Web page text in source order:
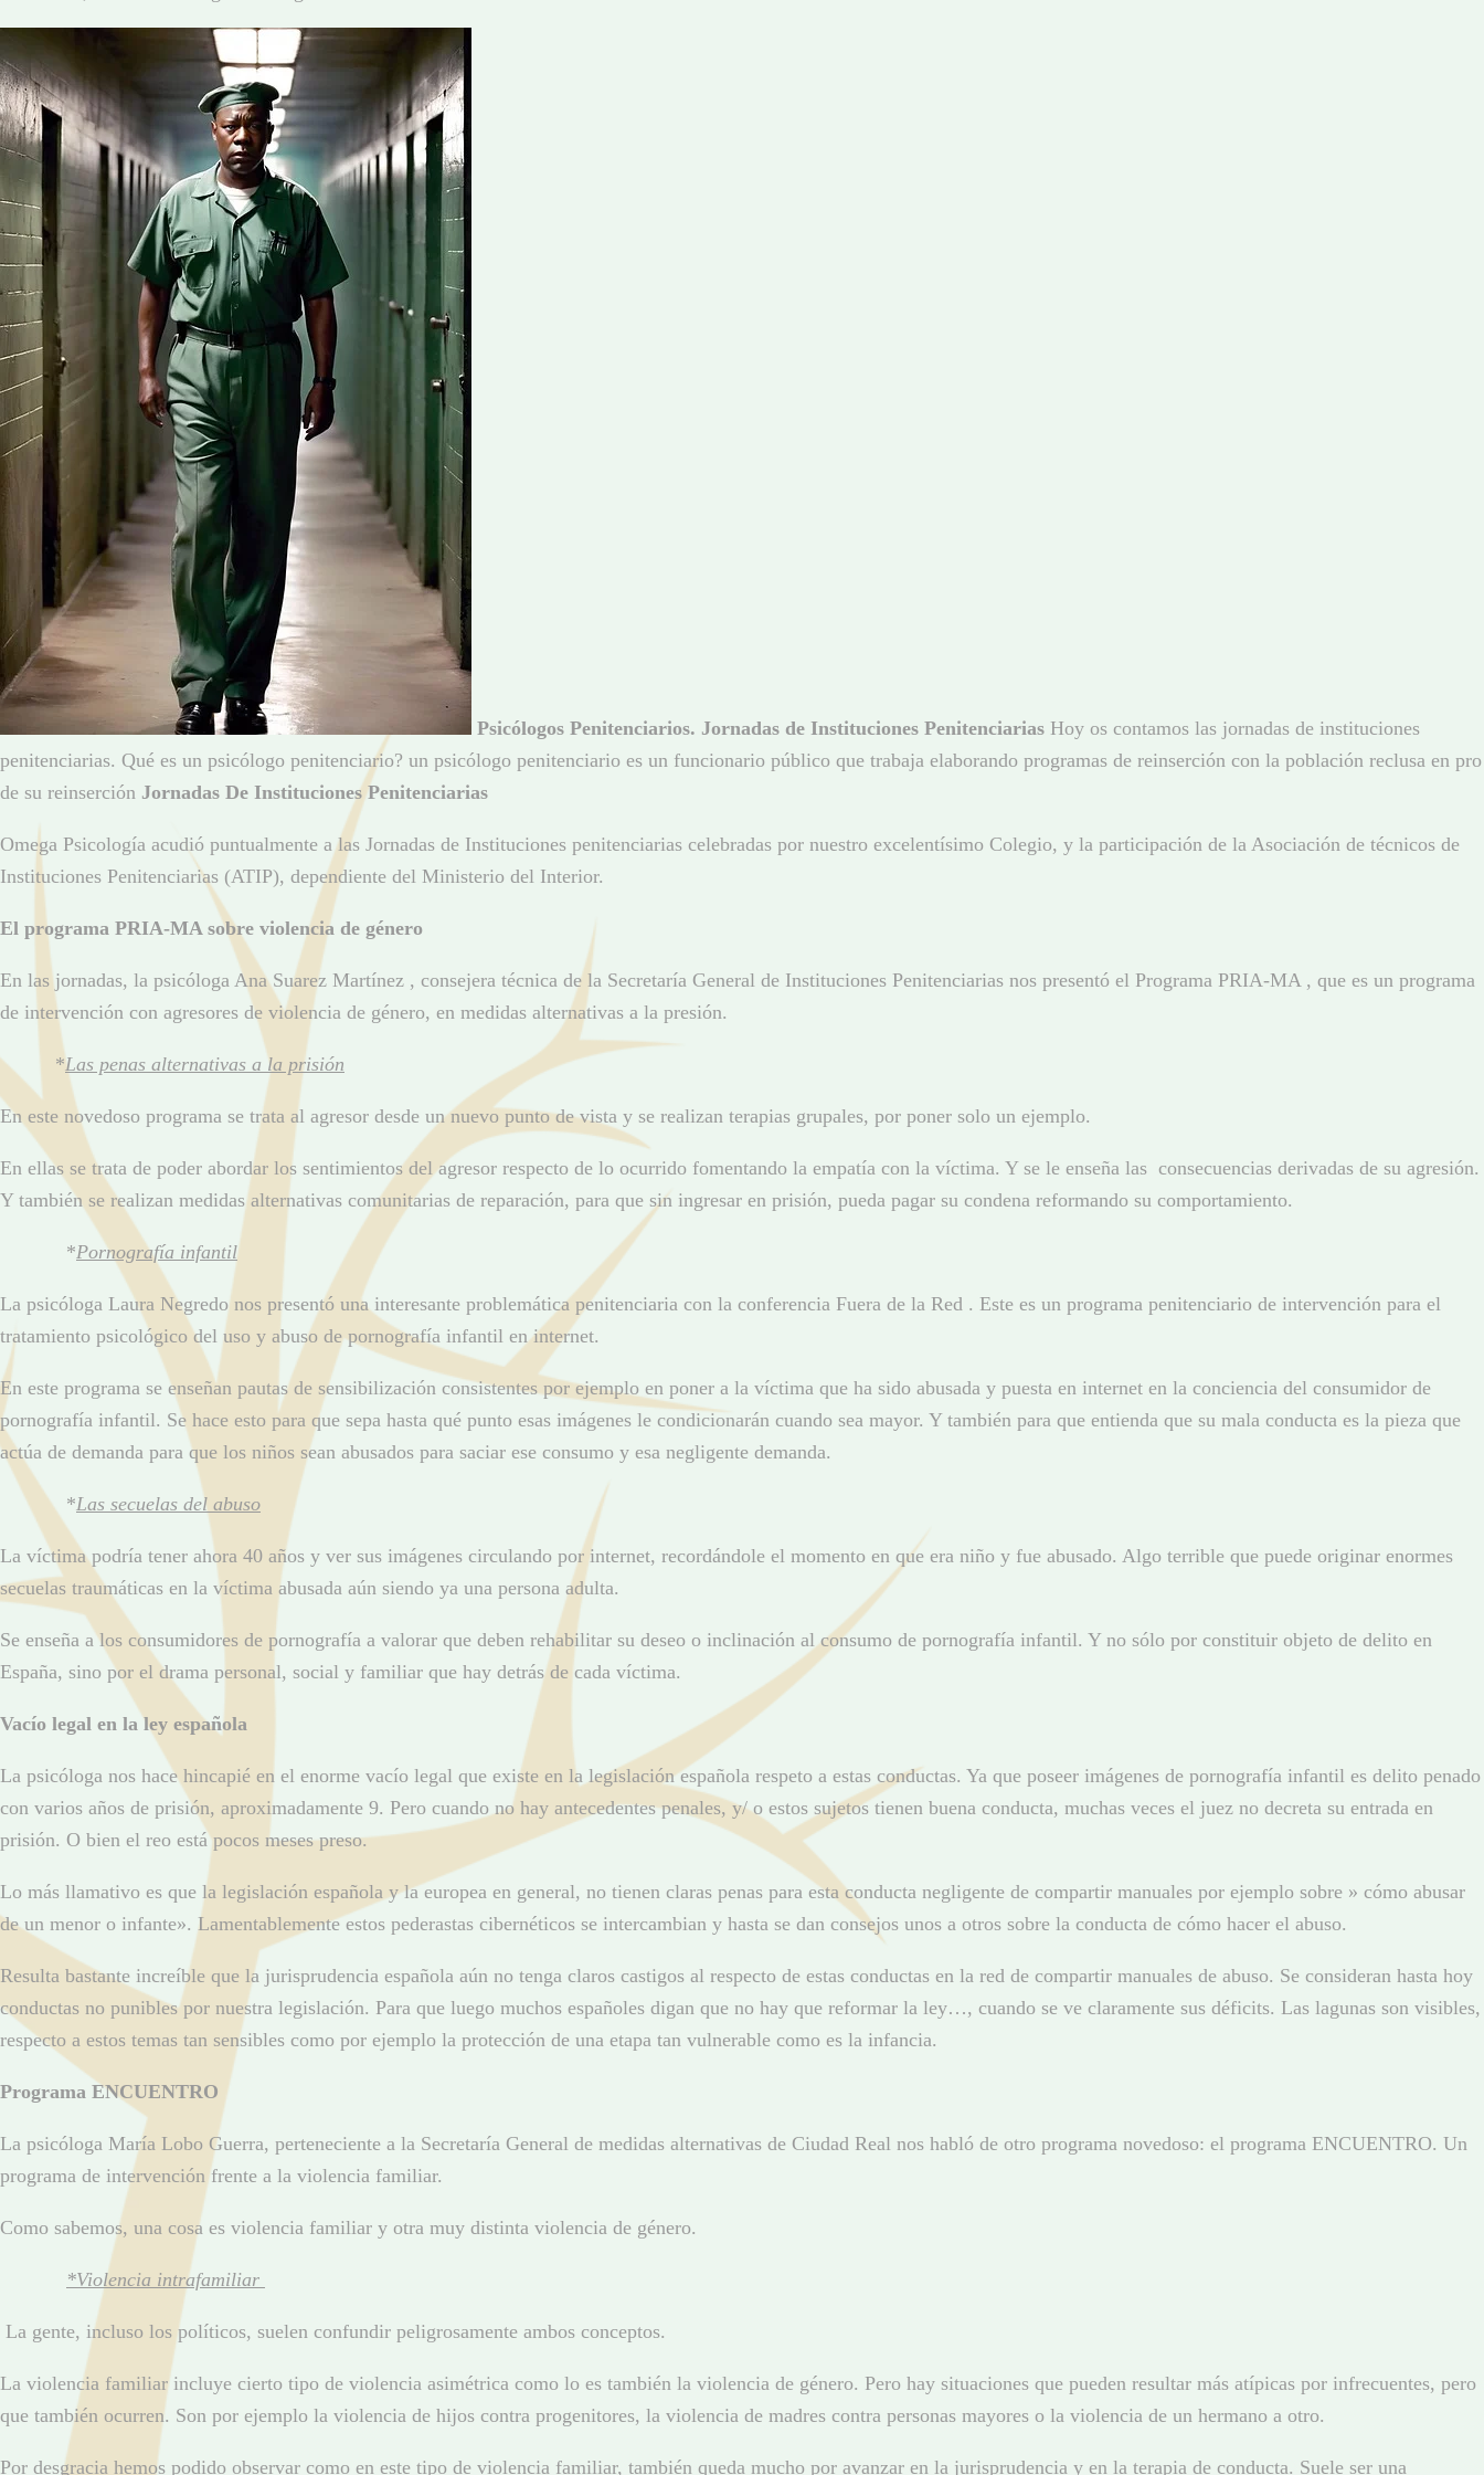
Psicólogos Penitenciarios. Jornadas de Instituciones Penitenciarias Hoy os contamos las jornadas de instituciones
penitenciarias. Qué es un psicólogo penitenciario? un psicólogo penitenciario es un funcionario público que trabaja elaborando programas de reinserción con la población reclusa en pro
de su reinserción Jornadas De Instituciones Penitenciarias
Omega Psicología acudió puntualmente a las Jornadas de Instituciones penitenciarias celebradas por nuestro excelentísimo Colegio, y la participación de la Asociación de técnicos de
Instituciones Penitenciarias (ATIP), dependiente del Ministerio del Interior.
El programa PRIA-MA sobre violencia de género
En las jornadas, la psicóloga Ana Suarez Martínez , consejera técnica de la Secretaría General de Instituciones Penitenciarias nos presentó el Programa PRIA-MA , que es un programa
de intervención con agresores de violencia de género, en medidas alternativas a la presión.
*Las penas alternativas a la prisión
En este novedoso programa se trata al agresor desde un nuevo punto de vista y se realizan terapias grupales, por poner solo un ejemplo.
En ellas se trata de poder abordar los sentimientos del agresor respecto de lo ocurrido fomentando la empatía con la víctima. Y se le enseña las consecuencias derivadas de su agresión.
Y también se realizan medidas alternativas comunitarias de reparación, para que sin ingresar en prisión, pueda pagar su condena reformando su comportamiento.
*Pornografía infantil
La psicóloga Laura Negredo nos presentó una interesante problemática penitenciaria con la conferencia Fuera de la Red . Este es un programa penitenciario de intervención para el
tratamiento psicológico del uso y abuso de pornografía infantil en internet.
En este programa se enseñan pautas de sensibilización consistentes por ejemplo en poner a la víctima que ha sido abusada y puesta en internet en la conciencia del consumidor de
pornografía infantil. Se hace esto para que sepa hasta qué punto esas imágenes le condicionarán cuando sea mayor. Y también para que entienda que su mala conducta es la pieza que
actúa de demanda para que los niños sean abusados para saciar ese consumo y esa negligente demanda.
*Las secuelas del abuso
La víctima podría tener ahora 40 años y ver sus imágenes circulando por internet, recordándole el momento en que era niño y fue abusado. Algo terrible que puede originar enormes
secuelas traumáticas en la víctima abusada aún siendo ya una persona adulta.
Se enseña a los consumidores de pornografía a valorar que deben rehabilitar su deseo o inclinación al consumo de pornografía infantil. Y no sólo por constituir objeto de delito en
España, sino por el drama personal, social y familiar que hay detrás de cada víctima.
Vacío legal en la ley española
La psicóloga nos hace hincapié en el enorme vacío legal que existe en la legislación española respeto a estas conductas. Ya que poseer imágenes de pornografía infantil es delito penado
con varios años de prisión, aproximadamente 9. Pero cuando no hay antecedentes penales, y/ o estos sujetos tienen buena conducta, muchas veces el juez no decreta su entrada en
prisión. O bien el reo está pocos meses preso.
Lo más llamativo es que la legislación española y la europea en general, no tienen claras penas para esta conducta negligente de compartir manuales por ejemplo sobre » cómo abusar
de un menor o infante». Lamentablemente estos pederastas cibernéticos se intercambian y hasta se dan consejos unos a otros sobre la conducta de cómo hacer el abuso.
Resulta bastante increíble que la jurisprudencia española aún no tenga claros castigos al respecto de estas conductas en la red de compartir manuales de abuso. Se consideran hasta hoy
conductas no punibles por nuestra legislación. Para que luego muchos españoles digan que no hay que reformar la ley…, cuando se ve claramente sus déficits. Las lagunas son visibles,
respecto a estos temas tan sensibles como por ejemplo la protección de una etapa tan vulnerable como es la infancia.
Programa ENCUENTRO
La psicóloga María Lobo Guerra, perteneciente a la Secretaría General de medidas alternativas de Ciudad Real nos habló de otro programa novedoso: el programa ENCUENTRO. Un
programa de intervención frente a la violencia familiar.
Como sabemos, una cosa es violencia familiar y otra muy distinta violencia de género.
*Violencia intrafamiliar
La gente, incluso los políticos, suelen confundir peligrosamente ambos conceptos.
La violencia familiar incluye cierto tipo de violencia asimétrica como lo es también la violencia de género. Pero hay situaciones que pueden resultar más atípicas por infrecuentes, pero
que también ocurren. Son por ejemplo la violencia de hijos contra progenitores, la violencia de madres contra personas mayores o la violencia de un hermano a otro.
Por desgracia hemos podido observar como en este tipo de violencia familiar, también queda mucho por avanzar en la jurisprudencia y en la terapia de conducta. Suele ser una